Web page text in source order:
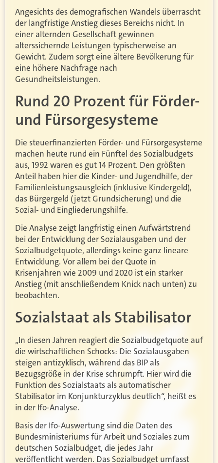
Angesichts des demografischen Wandels überrascht
der langfristige Anstieg dieses Bereichs nicht. In
einer alternden Gesellschaft gewinnen
alterssichernde Leistungen typischerweise an
Gewicht. Zudem sorgt eine ältere Bevölkerung für
eine höhere Nachfrage nach
Gesundheitsleistungen.
Rund 20 Prozent für Förder-
und Fürsorgesysteme
Die steuerfinanzierten Förder- und Fürsorgesysteme
machen heute rund ein Fünftel des Sozialbudgets
aus, 1992 waren es gut 14 Prozent. Den größten
Anteil haben hier die Kinder- und Jugendhilfe, der
Familienleistungsausgleich (inklusive Kindergeld),
das Bürgergeld (jetzt Grundsicherung) und die
Sozial- und Eingliederungshilfe.
Die Analyse zeigt langfristig einen Aufwärtstrend
bei der Entwicklung der Sozialausgaben und der
Sozialbudgetquote, allerdings keine ganz lineare
Entwicklung. Vor allem bei der Quote in
Krisenjahren wie 2009 und 2020 ist ein starker
Anstieg (mit anschließendem Knick nach unten) zu
beobachten.
Sozialstaat als Stabilisator
„In diesen Jahren reagiert die Sozialbudgetquote auf
die wirtschaftlichen Schocks: Die Sozialausgaben
steigen antizyklisch, während das BIP als
Bezugsgröße in der Krise schrumpft. Hier wird die
Funktion des Sozialstaats als automatischer
Stabilisator im Konjunkturzyklus deutlich“, heißt es
in der Ifo-Analyse.
Basis der Ifo-Auswertung sind die Daten des
Bundesministeriums für Arbeit und Soziales zum
deutschen Sozialbudget, die jedes Jahr
veröffentlicht werden. Das Sozialbudget umfasst